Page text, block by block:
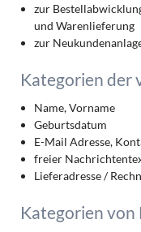
zur
und Warenlieferung
zur
Kategorien der
Name, Vorname
Geburtsdatum
E-Mail Adresse,
freier
Lieferadresse /
Kategorien von